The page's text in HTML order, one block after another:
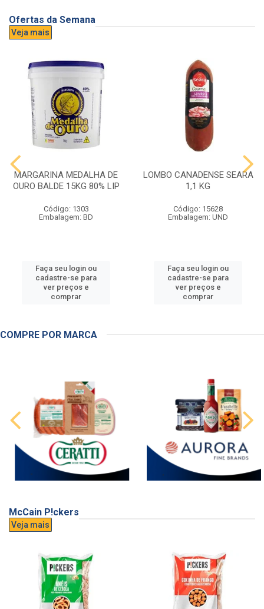
Ofertas da Semana
Veja mais
MARGARINA MEDALHA DE
OURO BALDE 15KG 80% LIP
Código: 1303
Embalagem: BD
Faça seu login ou
cadastre-se para
ver preços e
comprar
LOMBO CANADENSE SEARA
1,1 KG
Código: 15628
Embalagem: UND
Faça seu login ou
cadastre-se para
ver preços e
comprar
COMPRE POR MARCA
McCain P!ckers
Veja mais